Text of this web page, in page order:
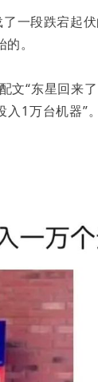
一段跌宕起
。
“东星回来
1万台机器”